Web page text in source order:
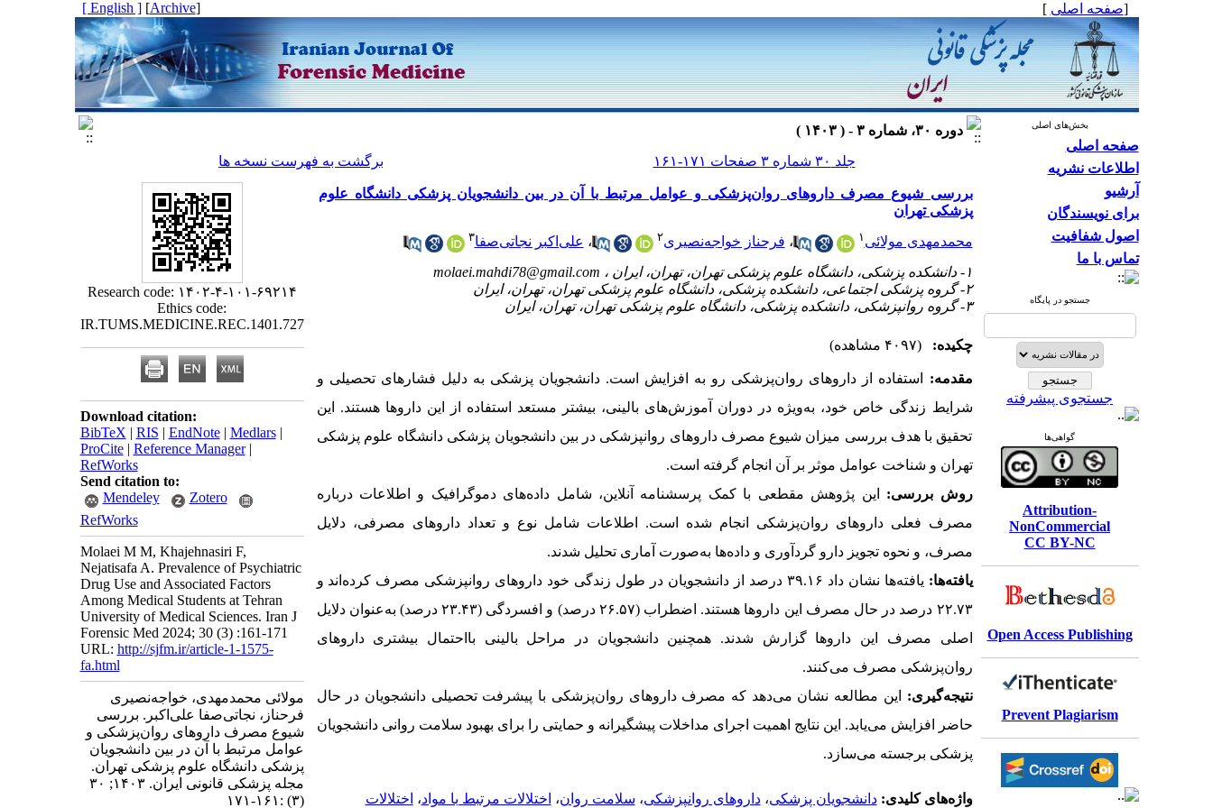
[صفحه اصلی ]
[
Archive
]
[ English ]
بخش‌های اصلی
صفحه اصلی
اطلاعات نشریه
آرشیو
برای نویسندگان
اصول شفافیت
تماس با ما
جستجو در پایگاه
جستجوی پیشرفته
گواهی‌ها
Attribution-
NonCommercial
CC BY-NC
Open Access Publishing
Prevent Plagiarism
دوره ۳۰، شماره ۳ - ( ۱۴۰۳ )
جلد ۳۰ شماره ۳ صفحات ۱۷۱-۱۶۱
برگشت به فهرست نسخه ها
بررسی شیوع مصرف داروهای روان‌پزشکی و عوامل مرتبط با آن در بین دانشجویان پزشکی دانشگاه علوم
پزشکی تهران
محمدمهدی مولائی ۱ ، فرحناز خواجه‌نصیری۲ ، علی‌اکبر نجاتی‌صفا۳
۱- دانشکده پزشکی، دانشگاه علوم پزشکی تهران، تهران، ایران ،
molaei.mahdi78@gmail.com
۲- گروه پزشکی اجتماعی، دانشکده پزشکی، دانشگاه علوم پزشکی تهران، تهران، ایران
۳- گروه روانپزشکی، دانشکده پزشکی، دانشگاه علوم پزشکی تهران، تهران، ایران
چکیده: (۴۰۹۷ مشاهده)
مقدمه: استفاده از داروهای روان‌پزشکی رو به افزایش است. دانشجویان پزشکی به دلیل فشارهای تحصیلی و
شرایط زندگی خاص خود، به‌ویژه در دوران آموزش‌های بالینی، بیشتر مستعد استفاده از این داروها هستند. این
تحقیق با هدف بررسی میزان شیوع مصرف داروهای روانپزشکی در بین دانشجویان پزشکی دانشگاه علوم پزشکی
تهران و شناخت عوامل موثر بر آن انجام گرفته است.
روش‌ بررسی: این پژوهش مقطعی با کمک پرسشنامه آنلاین، شامل داده‌های دموگرافیک و اطلاعات درباره
مصرف فعلی داروهای روان‌پزشکی انجام شده است. اطلاعات شامل نوع و تعداد داروهای مصرفی، دلایل
مصرف، و نحوه تجویز دارو گردآوری و داده‌ها به‌صورت آماری تحلیل شدند.
یافته‌ها: یافته‌ها نشان داد ۳۹.۱۶ درصد
از دانشجویان در طول زندگی خود داروهای روانپزشکی مصرف کرده‌اند و
۲۲.۷۳ درصد
در حال مصرف این داروها هستند. اضطراب (۲۶.۵۷ درصد ) و افسردگی (۲۳.۴۳ درصد)
به‌عنوان دلایل
اصلی مصرف این داروها گزارش شدند. همچنین دانشجویان در مراحل بالینی بااحتمال بیشتری داروهای
روان‌پزشکی مصرف می‌کنند.
نتیجه‌گیری:
این مطالعه نشان می‌دهد که مصرف داروهای روان‌پزشکی با پیشرفت تحصیلی دانشجویان در حال
حاضر افزایش می‌یابد. این نتایج اهمیت اجرای مداخلات پیشگیرانه و حمایتی را برای بهبود سلامت روانی دانشجویان
پزشکی برجسته می‌سازد.
واژه‌های کلیدی:دانشجویان پزشکی،داروهای روانپزشکی، سلامت روان، اختلالات مرتبط با مواد، اختلالات
Research code: ۱۴۰۲-۴-۱۰۱-۶۹۲۱۴
Ethics code:
IR.TUMS.MEDICINE.REC.1401.727
Download citation:
BibTeX | RIS | EndNote| Medlars|
ProCite| Reference Manager|
RefWorks
Send citation to:
Mendeley
Zotero
RefWorks
Molaei M M, Khajehnasiri F,
Nejatisafa A. Prevalence of Psychiatric
Drug Use and Associated Factors
Among Medical Students at Tehran
University of Medical Sciences. Iran J
Forensic Med 2024; 30 (3) :161-171
URL: http://sjfm.ir/article-1-1575-
fa.html
مولائی محمدمهدی، خواجه‌نصیری
فرحناز، نجاتی‌صفا علی‌اکبر. بررسی
شیوع مصرف داروهای روان‌پزشکی و
عوامل مرتبط با آن در بین دانشجویان
پزشکی دانشگاه علوم پزشکی تهران.
مجله پزشکی قانونی ایران. ۱۴۰۳; ۳۰
(۳) :۱۶۱-۱۷۱